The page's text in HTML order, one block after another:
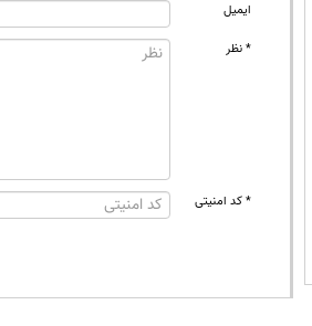
ایمیل
* نظر
* کد امنیتی